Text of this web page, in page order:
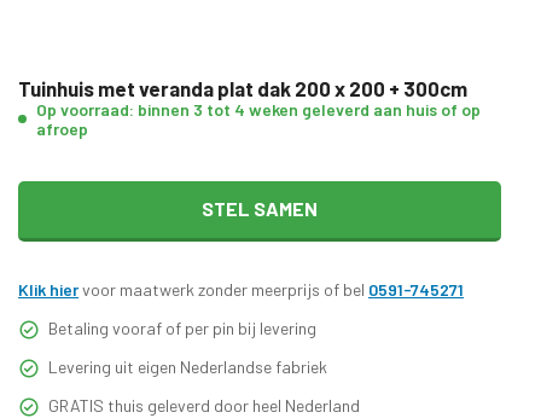
Tuinhuis met veranda plat dak 200 x 200 + 300cm
Op voorraad: binnen 3 tot 4 weken geleverd aan huis of op
afroep
STEL SAMEN
Klik hiervoor maatwerk zonder meerprijs of bel 0591-745271
Betaling vooraf of per pin bij levering
Levering uit eigen Nederlandse fabriek
GRATIS thuis geleverd door heel Nederland